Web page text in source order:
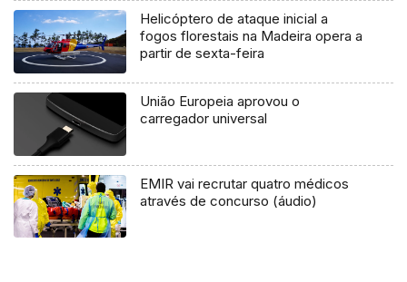
Helicóptero de ataque inicial a
fogos florestais na Madeira opera a
partir de sexta-feira
União Europeia aprovou o
carregador universal
EMIR vai recrutar quatro médicos
através de concurso (áudio)